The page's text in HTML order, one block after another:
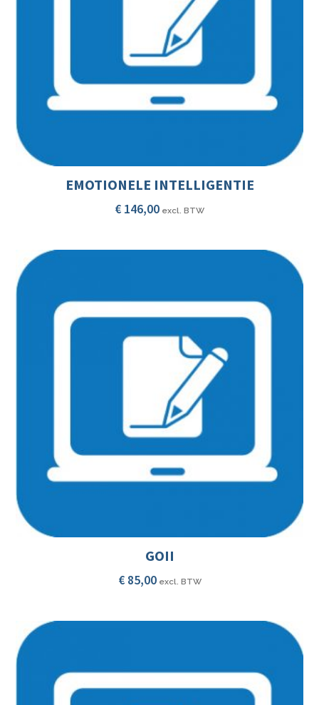
EMOTIONELE INTELLIGENTIE
€ 146,00 excl. BTW
GOII
€85,00 excl. BTW